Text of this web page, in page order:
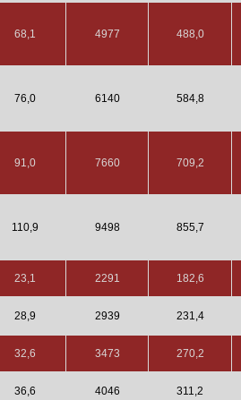
68,1 4977 488,0
76,0 6140 584,8
91,0 7660 709,2
110,9 9498 855,7
23,1 2291 182,6
28,9 2939 231,4
32,6 3473 270,2
36,6 4046 311,2